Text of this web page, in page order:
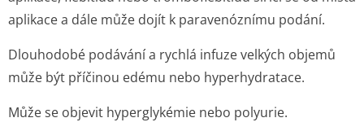
aplikace a dále může dojít k paravenóznímu podání.
Dlouhodobé podávání a rychlá infuze velkých objemů
může být příčinou edému nebo hyperhydratace.
Může se objevit hyperglykémie nebo polyurie.